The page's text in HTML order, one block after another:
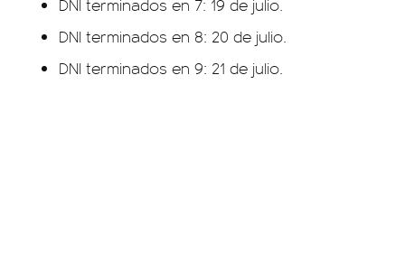
DNI terminados en 7: 19 de julio.
DNI terminados en 8: 20 de julio.
DNI terminados en 9: 21 de julio.